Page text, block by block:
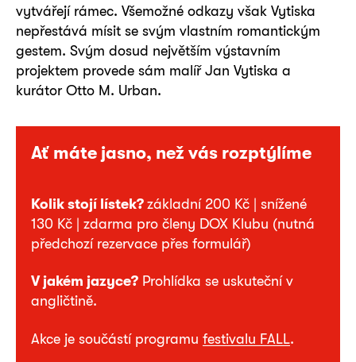
Ať máte jasno, než vás rozptýlíme
Kolik stojí lístek?základní 200 Kč | snížené
130 Kč | zdarma pro členy DOX Klubu (nutná
předchozí rezervace přes formulář)
V jakém jazyce? Prohlídka se uskuteční v
angličtině.
Akce je součástí programu festivalu FALL.
vytvářejí rámec. Všemožné odkazy však Vytiska
nepřestává mísit se svým vlastním romantickým
gestem. Svým dosud největším výstavním
projektem provede sám malíř Jan Vytiska a
kurátor Otto M. Urban.